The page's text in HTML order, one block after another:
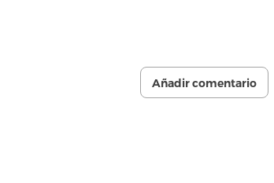
Añadir comentario